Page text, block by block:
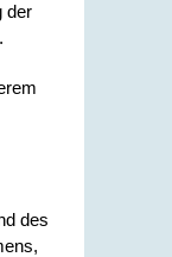
der
des